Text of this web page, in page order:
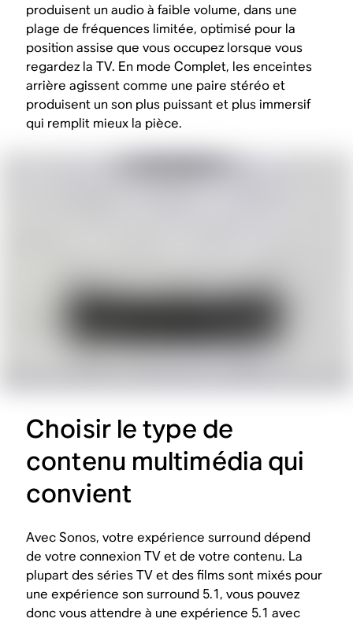
produisent un audio à faible volume, dans une
plage de fréquences limitée, optimisé pour la
position assise que vous occupez lorsque vous
regardez la TV. En mode Complet, les enceintes
arrière agissent comme une paire stéréo et
produisent un son plus puissant et plus immersif
qui remplit mieux la pièce.
Choisir le type de
contenu multimédia qui
convient
Avec Sonos, votre expérience surround dépend
de votre connexion TV et de votre contenu. La
plupart des séries TV et des films sont mixés pour
une expérience son surround 5.1, vous pouvez
donc vous attendre à une expérience 5.1 avec